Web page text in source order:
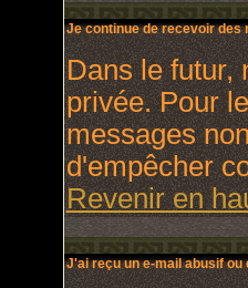
Je continue de recevoir des
Dans le futur,
privée. Pour
messages
d'empêcher
Revenir en
J'ai reçu un e-mail abusif ou